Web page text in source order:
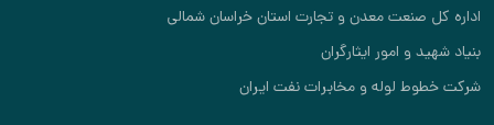
اداره کل صنعت معدن و تجارت استان خراسان شمالی
بنیاد شهید و امور ایثارگران
شرکت خطوط لوله و مخابرات نفت ایران